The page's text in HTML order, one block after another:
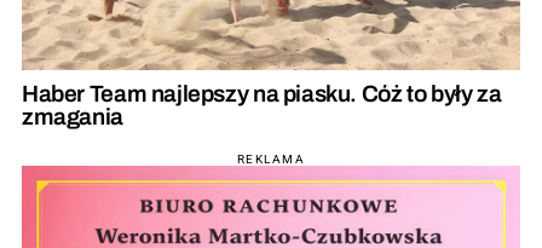
Haber Team najlepszy na piasku. Cóż to były za
zmagania
REKLAMA